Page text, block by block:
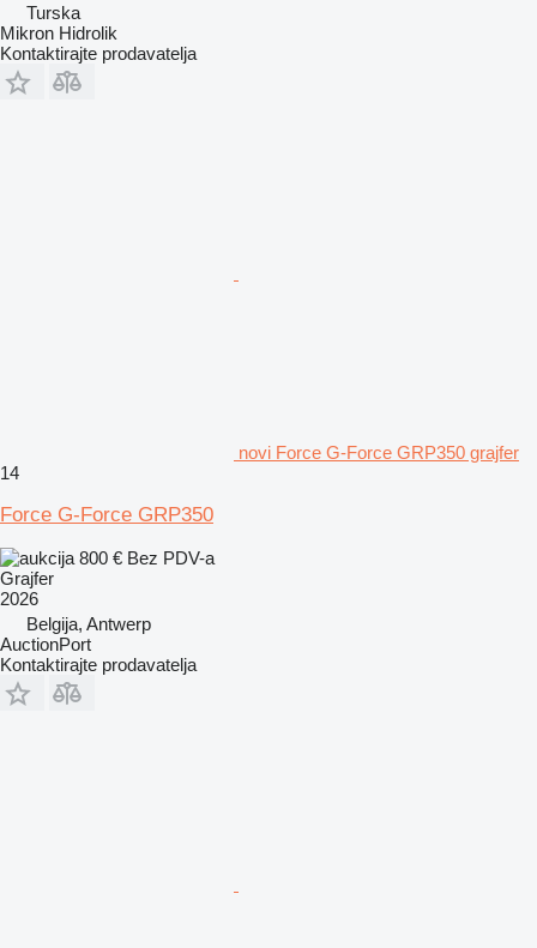
Turska
Mikron Hidrolik
Kontaktirajte prodavatelja
novi Force G-Force GRP350 grajfer
14
Force G-Force GRP350
800 € Bez PDV-a
Grajfer
2026
Belgija, Antwerp
AuctionPort
Kontaktirajte prodavatelja